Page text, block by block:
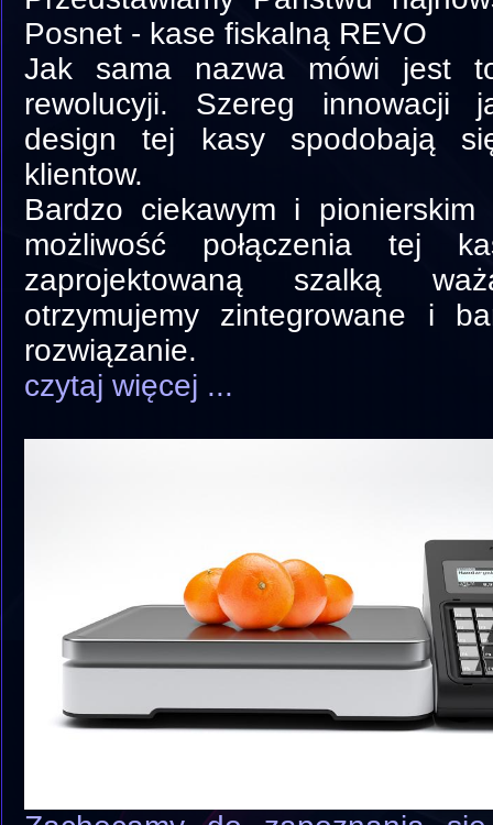
Posnet - kase fiskalną REVO
Jak sama nazwa mówi jest
rewolucyji. Szereg innowacji
design tej kasy spodobają
klientow.
Bardzo ciekawym i pionierskim
możliwość połączenia tej
zaprojektowaną szalką
otrzymujemy zintegrowane i
rozwiązanie.
czytaj więcej ...